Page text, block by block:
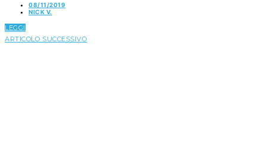
08/11/2019
NICK V.
LEGGI
ARTICOLO SUCCESSIVO